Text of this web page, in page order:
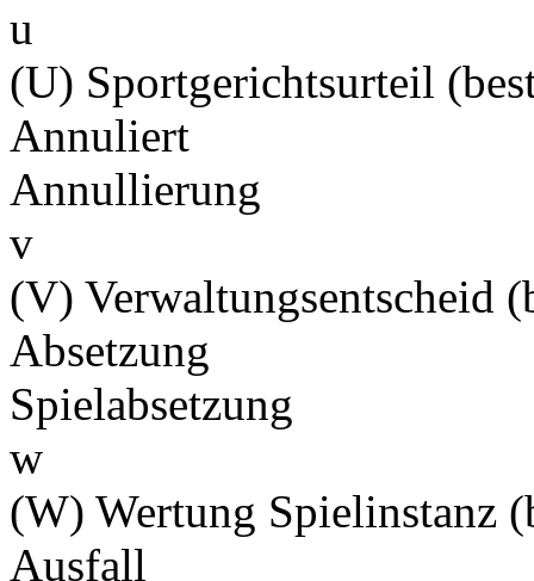
u
(U) Sportgerichtsurteil
Annuliert
Annullierung
v
(V) Verwaltungsentscheid
Absetzung
Spielabsetzung
w
(W) Wertung Spielinstanz
Ausfall